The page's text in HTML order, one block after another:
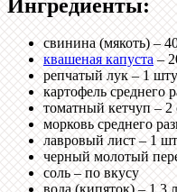
Ингредиенты:
свинина (мякоть) –
квашеная капуста–
репчатый лук – 1
картофель среднего
томатный кетчуп –
морковь среднего
лавровый лист – 1
черный молотый
соль – по вкусу